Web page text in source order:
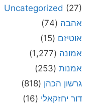
Uncategorized (27)
אהבה (74)
אוטיזם (15)
אמונה (1,277)
אמנות (253)
גרשון הכהן (818)
דור יחזקאלי (16)